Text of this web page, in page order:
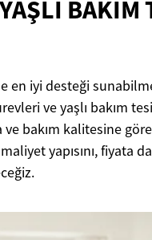
BAKIM
en iyi desteği
ve yaşlı bakım
bakım kalitesine
yapısını, fiyata